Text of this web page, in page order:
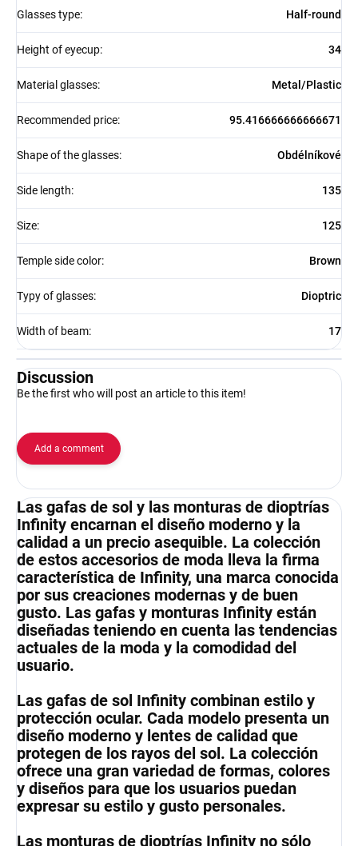
Glasses type: Half-round
Height of eyecup: 34
Material glasses: Metal/Plastic
Recommended price: 95.416666666666671
Shape of the glasses: Obdélníkové
Side length: 135
Size: 125
Temple side color: Brown
Typy of glasses: Dioptric
Width of beam: 17
Discussion
Be the first who will post an article to this item!
Add a comment
Las gafas de sol y las monturas de dioptrías
Infinity encarnan el diseño moderno y la
calidad a un precio asequible. La colección
de estos accesorios de moda lleva la firma
característica de Infinity, una marca conocida
por sus creaciones modernas y de buen
gusto. Las gafas y monturas Infinity están
diseñadas teniendo en cuenta las tendencias
actuales de la moda y la comodidad del
usuario.
Las gafas de sol Infinity combinan estilo y
protección ocular. Cada modelo presenta un
diseño moderno y lentes de calidad que
protegen de los rayos del sol. La colección
ofrece una gran variedad de formas, colores
y diseños para que los usuarios puedan
expresar su estilo y gusto personales.
Las monturas de dioptrías Infinity no sólo